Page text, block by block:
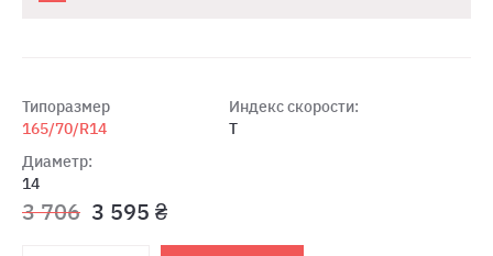
Типоразмер
165/70/R14
Диаметр:
14
Индекс скорости:
T
3 706 3 595 ₴